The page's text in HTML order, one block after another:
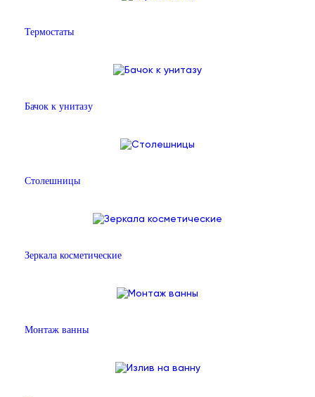
Термостаты
Бачок к унитазу
Столешницы
Зеркала косметические
Монтаж ванны